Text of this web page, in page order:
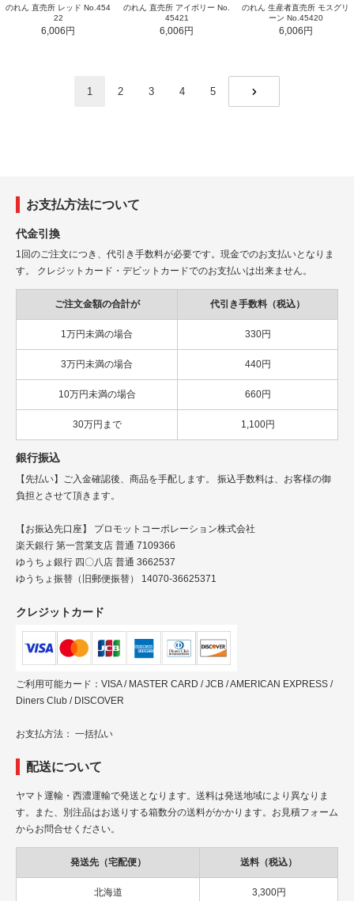
のれん 直売所 レッド No.454
22
6,006円
のれん 直売所 アイボリー No.
45421
6,006円
のれん 生産者直売所 モスグリ
ーン No.45420
6,006円
1 2 3 4
5
お支払方法について
代金引換
1回のご注文につき、代引き手数料が必要です。現金でのお支払いとなりま
す。 クレジットカード・デビットカードでのお支払いは出来ません。
ご注文金額の合計が 代引き手数料（税込）
1万円未満の場合 330円
3万円未満の場合 440円
10万円未満の場合 660円
30万円まで 1,100円
銀行振込
【先払い】ご入金確認後、商品を手配します。 振込手数料は、お客様の御
負担とさせて頂きます。
【お振込先口座】 プロモットコーポレーション株式会社
楽天銀行 第一営業支店 普通 7109366
ゆうちょ銀行 四〇八店 普通 3662537
ゆうちょ振替（旧郵便振替） 14070-36625371
クレジットカード
ご利用可能カード：VISA / MASTER CARD / JCB / AMERICAN EXPRESS /
Diners Club / DISCOVER
お支払方法： 一括払い
配送について
ヤマト運輸・西濃運輸で発送となります。送料は発送地域により異なりま
す。また、別注品はお送りする箱数分の送料がかかります。お見積フォーム
からお問合せください。
発送先（宅配便） 送料（税込）
北海道 3,300円